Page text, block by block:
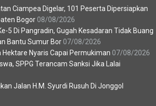
Ciampea Digelar, 101 Peserta Dipersiapkan
Bogor 08/08/2026
5 Di Pangradin, Gugah Kesadaran Tidak Buang
Bantu Sumur Bor 07/08/2026
Hektare Nyaris Capai Permukiman 07/08/2026
SPPG Terancam Sanksi Jika Lalai
Jalan H.M. Syurdi Rusuh Di Jonggol